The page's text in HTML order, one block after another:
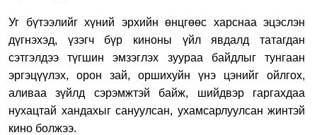
Уг бүтээлийг хүний эрхийн өнцгөөс харснаа эцэслэн
дүгнэхэд, үзэгч бүр киноны үйл явдалд татагдан
сэтгэлдээ түгшин эмзэглэх зуураа байдлыг тунгаан
эргэцүүлэх, орон зай, оршихуйн үнэ цэнийг ойлгох,
аливаа зүйлд сэрэмжтэй байж, шийдвэр гаргахдаа
нухацтай хандахыг сануулсан, ухамсарлуулсан жинтэй
кино болжээ.